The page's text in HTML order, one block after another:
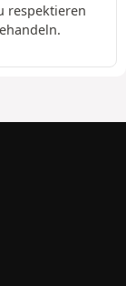
respektieren